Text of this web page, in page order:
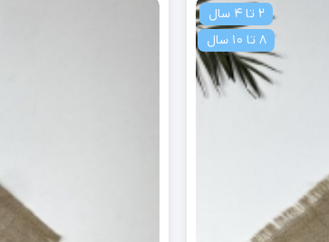
2 تا 4 سال
8 تا 10 سال